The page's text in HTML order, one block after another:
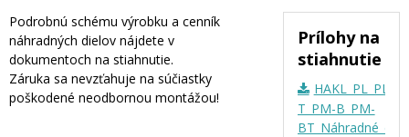
Prílohy na
stiahnutie
HAKL_PL_PL-
T_PM-B_PM-
Podrobnú schému výrobku a cenník
náhradných dielov nájdete v
dokumentoch na stiahnutie.
Záruka sa nevzťahuje na súčiastky
poškodené neodbornou montážou!